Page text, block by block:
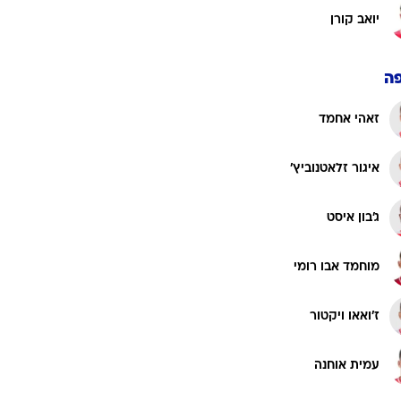
יואב קורן
זאהי אחמד
איגור זלאטנוביץ'
ג'בון איסט
מוחמד אבו רומי
ז'ואאו ויקטור
עמית אוחנה